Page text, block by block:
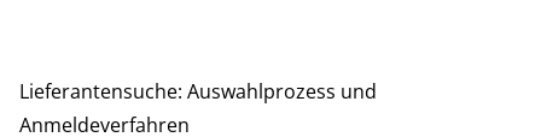
Lieferantensuche: Auswahlprozess und
Anmeldeverfahren